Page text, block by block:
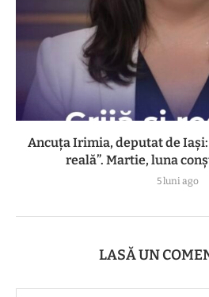
Ancuța Irimia, deputat de
reală”. Martie, luna
5 luni ago
LASĂ UN